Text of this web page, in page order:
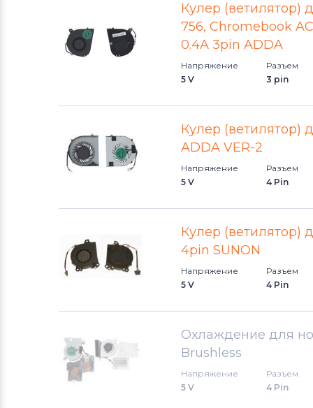
Вентиляторы (кулеры)Packard
Bell
Вентиляторы (кулеры)Hannspree
Вентиляторы (кулеры)
Вентиляторы (кулеры)Benq
Вентиляторы (кулеры)
Thunderobot
Вентиляторы (кулеры)Lenovo
Вентиляторы (кулеры)Gateway
Вентиляторы (кулеры) FCN
Вентиляторы (кулеры)HP
Кулер (ветилятор)
756, Chromebook
0.4A 3pin ADDA
Напряжение
5 V
Разъем
3 pin
Кулер (ветилятор)
ADDA VER-2
Напряжение
5 V
Разъем
4 Pin
Кулер (ветилятор)
4pin SUNON
Напряжение
5 V
Разъем
4 Pin
Охлаждение для
Brushless
Напряжение
5 V
Разъем
4 Pin